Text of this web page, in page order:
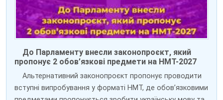
До Парламенту внесли законопроєкт, який
пропонує 2 обов’язкові предмети на НМТ-2027
Альтернативний законопроєкт пропонує проводити
вступні випробування у форматі НМТ, де обов’язковими